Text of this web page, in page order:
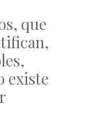
que
existe